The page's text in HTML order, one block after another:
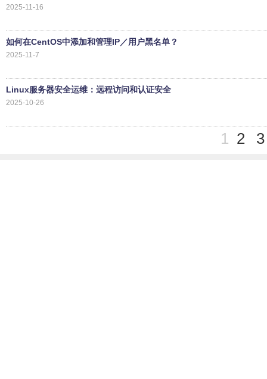
2025-11-16
如何在CentOS中添加和管理IP／用户黑名单？
2025-11-7
Linux服务器安全运维：远程访问和认证安全
2025-10-26
1 2 3